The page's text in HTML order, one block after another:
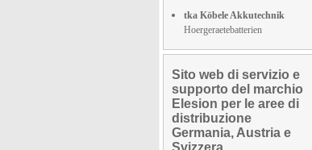
tka Köbele Akkutechnik
Hoergeraetebatterien
Sito web di servizio e
supporto del marchio
Elesion per le aree di
distribuzione
Germania, Austria e
Svizzera